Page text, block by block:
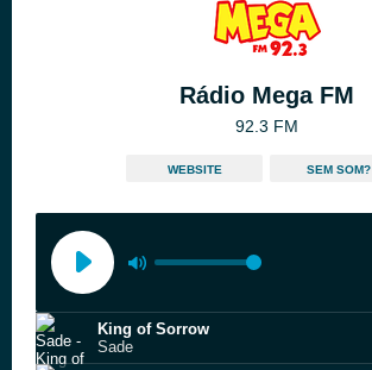
Rádio Mega FM
92.3 FM
WEBSITE SEM SOM?
King of Sorrow
Sade